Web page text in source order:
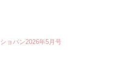
ショパン2026年5月号